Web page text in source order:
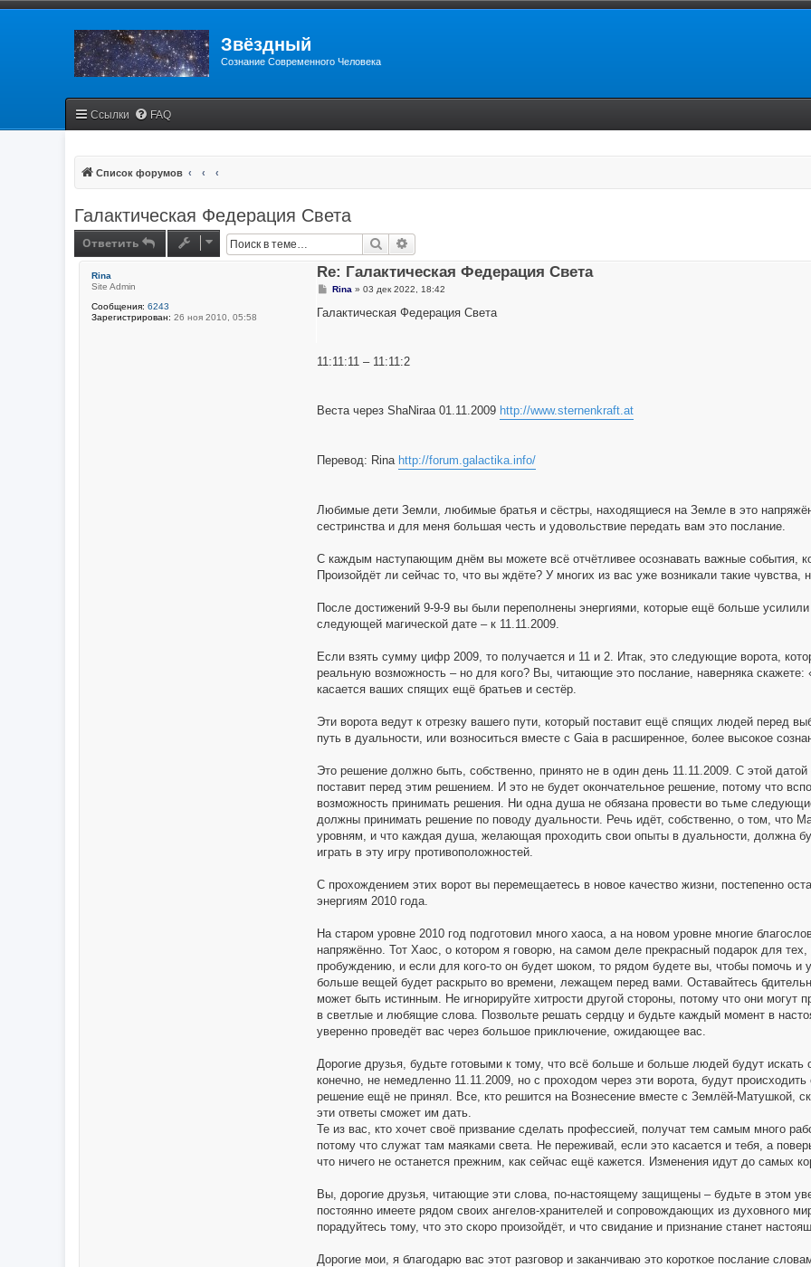
Звёздный
Сознание Современного Человека
Ссылки FAQ
Список форумов
Галактическая Федерация Света
Ответить Поиск
Rina
Site Admin
Сообщения: 6243
Зарегистрирован: 26 ноя 2010, 05:58
Re: Галактическая Федерация Света
С
о
и
Rina » 03 дек 2022, 18:42
Галактическая Федерация Света
11:11:11 – 11:11:2
Веста через ShaNiraa 01.11.2009 http://www.sternenkraft.at
Перевод: Rina http://forum.galactika.info/
Любимые дети Земли, любимые братья и сёстры, находящиеся на Земле в это
сестринства и для меня большая честь и удовольствие передать вам это послание.
С каждым наступающим днём вы можете всё отчётливее осознавать важные события,
Произойдёт ли сейчас то, что вы ждёте? У многих из вас уже возникали такие чувства,
После достижений 9-9-9 вы были переполнены энергиями, которые ещё больше
следующей магической дате – к 11.11.2009.
Если взять сумму цифр 2009, то получается и 11 и 2. Итак, это следующие ворота,
реальную возможность – но для кого? Вы, читающие это послание, наверняка
касается ваших спящих ещё братьев и сестёр.
Эти ворота ведут к отрезку вашего пути, который поставит ещё спящих людей перед
путь в дуальности, или возноситься вместе с Gaia в расширенное, более высокое
Это решение должно быть, собственно, принято не в один день 11.11.2009. С этой
поставит перед этим решением. И это не будет окончательное решение, потому что
возможность принимать решения. Ни одна душа не обязана провести во тьме
должны принимать решение по поводу дуальности. Речь идёт, собственно, о том, что
уровням, и что каждая душа, желающая проходить свои опыты в дуальности, должна
играть в эту игру противоположностей.
С прохождением этих ворот вы перемещаетесь в новое качество жизни, постепенно
энергиям 2010 года.
На старом уровне 2010 год подготовил много хаоса, а на новом уровне многие
напряжённо. Тот Хаос, о котором я говорю, на самом деле прекрасный подарок для
пробуждению, и если для кого-то он будет шоком, то рядом будете вы, чтобы помочь и
больше вещей будет раскрыто во времени, лежащем перед вами. Оставайтесь
может быть истинным. Не игнорируйте хитрости другой стороны, потому что они могут
в светлые и любящие слова. Позвольте решать сердцу и будьте каждый момент в
уверенно проведёт вас через большое приключение, ожидающее вас.
Дорогие друзья, будьте готовыми к тому, что всё больше и больше людей будут
конечно, не немедленно 11.11.2009, но с проходом через эти ворота, будут
решение ещё не принял. Все, кто решится на Вознесение вместе с Землёй-Матушкой,
эти ответы сможет им дать.
Те из вас, кто хочет своё призвание сделать профессией, получат тем самым много
потому что служат там маяками света. Не переживай, если это касается и тебя, а
что ничего не останется прежним, как сейчас ещё кажется. Изменения идут до самых
Вы, дорогие друзья, читающие эти слова, по-настоящему защищены – будьте в этом
постоянно имеете рядом своих ангелов-хранителей и сопровождающих из духовного
порадуйтесь тому, что это скоро произойдёт, и что свидание и признание станет
Дорогие мои, я благодарю вас этот разговор и заканчиваю это короткое послание